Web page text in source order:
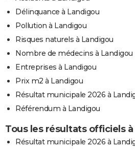
Délinquance à Landigou
Pollution à Landigou
Risques naturels à Landigou
Nombre de médecins à Landigou
Entreprises à Landigou
Prix m2 à Landigou
Résultat municipale 2026 à
Référendum à Landigou
Tous les résultats officiels
Résultat municipale 2026 à